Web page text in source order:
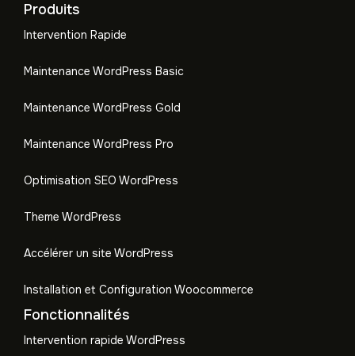
Produits
Intervention Rapide
Maintenance WordPress Basic
Maintenance WordPress Gold
Maintenance WordPress Pro
Optimisation SEO WordPress
Theme WordPress
Accélérer un site WordPress
Installation et Configuration Woocommerce
Fonctionnalités
Intervention rapide WordPress